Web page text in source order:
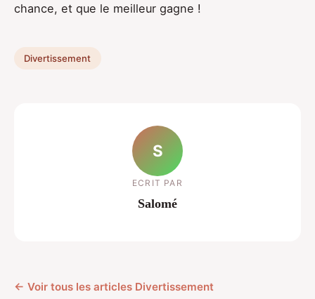
chance, et que le meilleur gagne !
Divertissement
S
ECRIT PAR
Salomé
← Voir tous les articles Divertissement